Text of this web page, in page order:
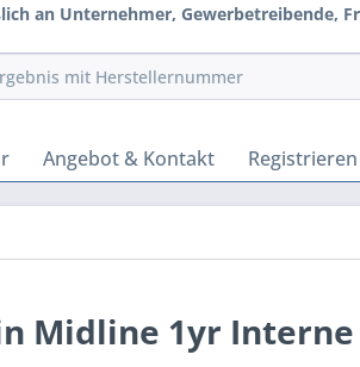
an Unternehmer,
Angebot & Kontakt Registrieren
Midline 1yr